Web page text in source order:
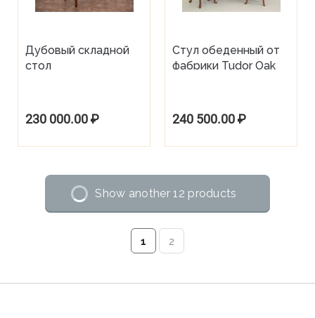
Дубовый складной
стол
230 000.00₽
Стул обеденный от
фабрики Tudor Oak
240 500.00₽
Show another 12 products
1 2